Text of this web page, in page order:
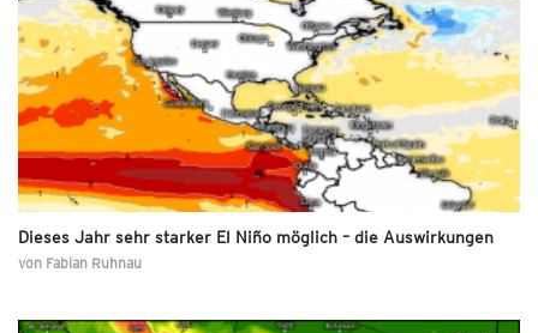
Dieses Jahr sehr starker El Niño möglich – die Auswirkungen
von Fabian Ruhnau